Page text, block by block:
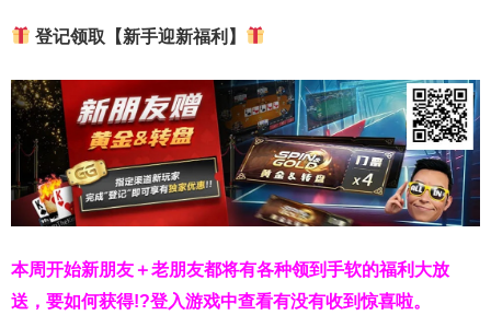
登记领取【新手迎新福利】
本周开始新朋友＋老朋友都将有各种领到手软的福利大放
送，要如何获得!?登入游戏中查看有没有收到惊喜啦。